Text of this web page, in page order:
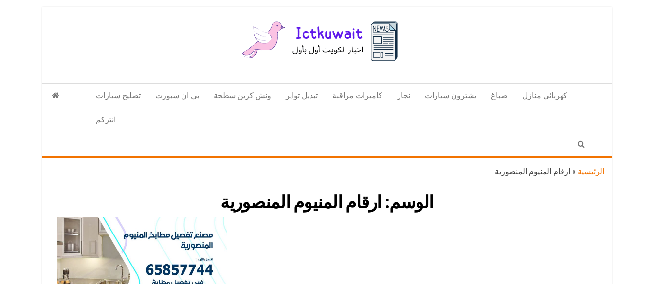
الكويت
تكنولوجيا
المعلومات
تصليح سيارات بي ان سبورت ونش كرين سطحة تبديل تواير كاميرات مراقبة نجار يشترون سيارات صباغ كهربائي منازل
انتركم
الرئيسية » ارقام المنيوم المنصورية
الوسم: ارقام المنيوم المنصورية